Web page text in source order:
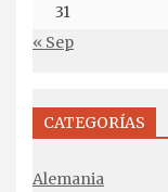
31
« Sep
CATEGORÍAS
Alemania